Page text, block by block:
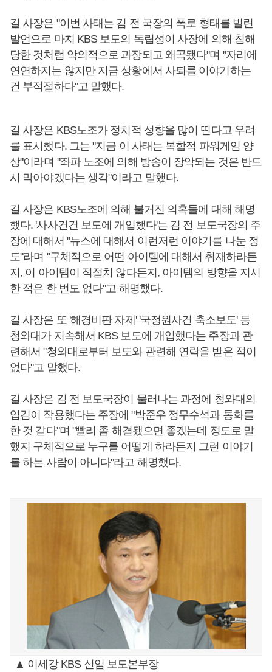
길 사장은 "이번 사태는 김 전 국장의 폭로 형태를 빌린
발언으로 마치 KBS 보도의 독립성이 사장에 의해 침해
당한 것처럼 악의적으로 과장되고 왜곡됐다"며 "자리에
연연하지는 않지만 지금 상황에서 사퇴를 이야기하는
건 부적절하다"고 말했다.
길 사장은 KBS노조가 정치적 성향을 많이 띤다고 우려
를 표시했다. 그는 "지금 이 사태는 복합적 파워게임 양
상"이라며 "좌파 노조에 의해 방송이 장악되는 것은 반드
시 막아야겠다는 생각"이라고 말했다.
길 사장은 KBS노조에 의해 불거진 의혹들에 대해 해명
했다. '사사건건 보도에 개입했다'는 김 전 보도국장의 주
장에 대해서 "뉴스에 대해서 이런저런 이야기를 나눈 정
도"라며 "구체적으로 어떤 아이템에 대해서 취재하라든
지, 이 아이템이 적절치 않다든지, 아이템의 방향을 지시
한 적은 한 번도 없다"고 해명했다.
길 사장은 또 '해경비판 자제' '국정원사건 축소보도' 등
청와대가 지속해서 KBS 보도에 개입했다는 주장과 관
련해서 "청와대로부터 보도와 관련해 연락을 받은 적이
없다"고 말했다.
길 사장은 김 전 보도국장이 물러나는 과정에 청와대의
입김이 작용했다는 주장에 "박준우 정무수석과 통화를
한 것 같다"며 "빨리 좀 해결됐으면 좋겠는데 정도로 말
했지 구체적으로 누구를 어떻게 하라든지 그런 이야기
를 하는 사람이 아니다"라고 해명했다.
▲ 이세강 KBS 신임 보도본부장